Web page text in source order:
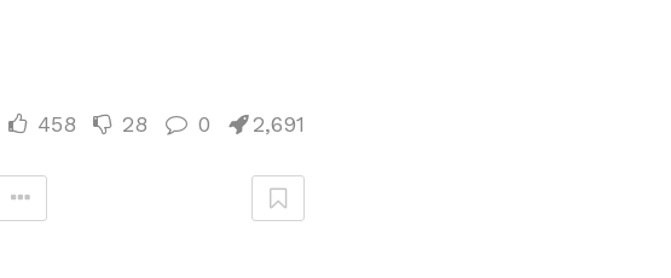
458 28 0 2,691